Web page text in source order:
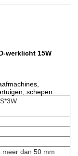
werklicht 15W
schepen...
meer dan 50 mm